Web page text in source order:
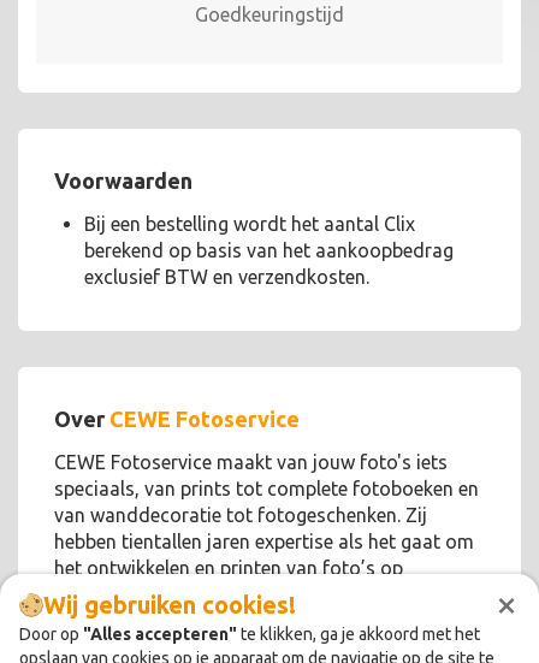
×
Wij gebruiken cookies!
Door op "Alles accepteren"te klikken, ga je akkoord met het
opslaan van cookies op je apparaat om de navigatie op de site te
Goedkeuringstijd
Voorwaarden
Bij een bestelling wordt het aantal Clix
berekend op basis van het aankoopbedrag
exclusief BTW en verzendkosten.
Over CEWE Fotoservice
CEWE Fotoservice maakt van jouw foto's iets
speciaals, van prints tot complete fotoboeken en
van wanddecoratie tot fotogeschenken. Zij
hebben tientallen jaren expertise als het gaat om
het ontwikkelen en printen van foto’s op
hoogwaardige materialen.